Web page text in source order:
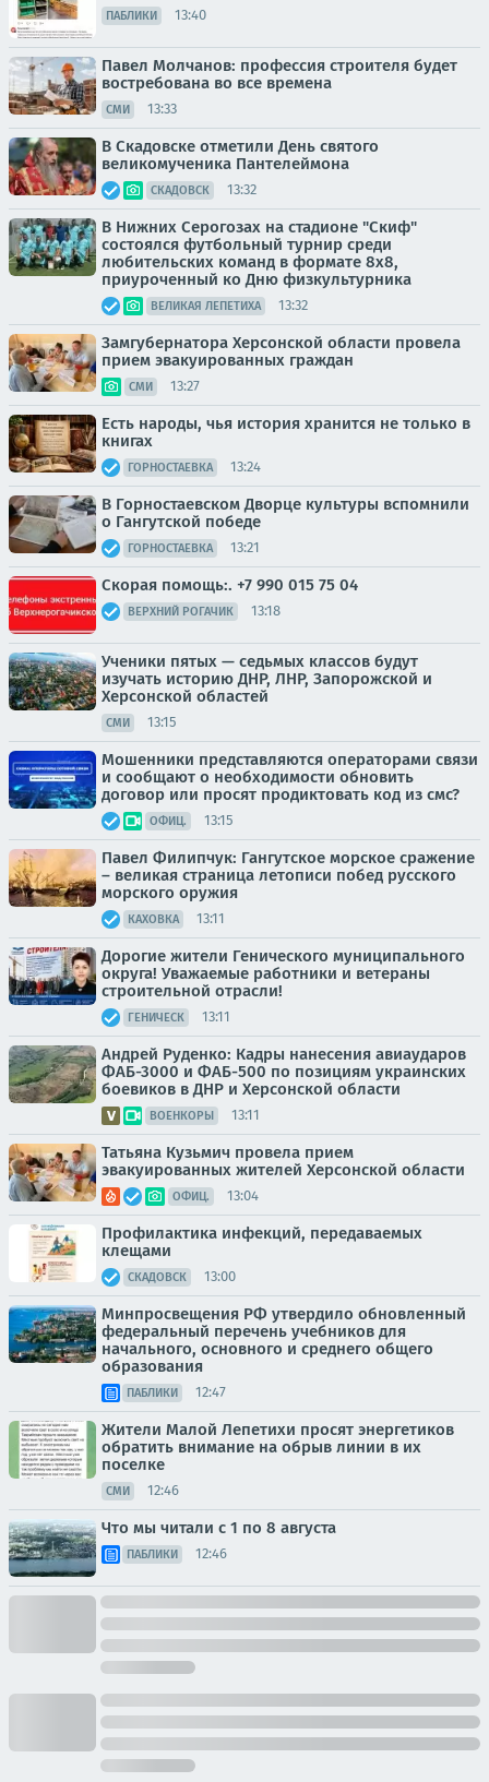
ПАБЛИКИ 13:40
Павел Молчанов: профессия строителя будет
востребована во все времена
СМИ 13:33
В Скадовске отметили День святого
великомученика Пантелеймона
СКАДОВСК 13:32
В Нижних Серогозах на стадионе "Скиф"
состоялся футбольный турнир среди
любительских команд в формате 8х8,
приуроченный ко Дню физкультурника
ВЕЛИКАЯ ЛЕПЕТИХА 13:32
Замгубернатора Херсонской области провела
прием эвакуированных граждан
СМИ 13:27
Есть народы, чья история хранится не только в
книгах
ГОРНОСТАЕВКА 13:24
В Горностаевском Дворце культуры вспомнили
о Гангутской победе
ГОРНОСТАЕВКА 13:21
Скорая помощь:. +7 990 015 75 04
ВЕРХНИЙ РОГАЧИК 13:18
Ученики пятых — седьмых классов будут
изучать историю ДНР, ЛНР, Запорожской и
Херсонской областей
СМИ 13:15
Мошенники представляются операторами связи
и сообщают о необходимости обновить
договор или просят продиктовать код из смс?
ОФИЦ. 13:15
Павел Филипчук: Гангутское морское сражение
– великая страница летописи побед русского
морского оружия
КАХОВКА 13:11
Дорогие жители Генического муниципального
округа! Уважаемые работники и ветераны
строительной отрасли!
ГЕНИЧЕСК 13:11
Андрей Руденко: Кадры нанесения авиаударов
ФАБ-3000 и ФАБ-500 по позициям украинских
боевиков в ДНР и Херсонской области
ВОЕНКОРЫ 13:11
Татьяна Кузьмич провела прием
эвакуированных жителей Херсонской области
ОФИЦ. 13:04
Профилактика инфекций, передаваемых
клещами
СКАДОВСК 13:00
Минпросвещения РФ утвердило обновленный
федеральный перечень учебников для
начального, основного и среднего общего
образования
ПАБЛИКИ 12:47
Жители Малой Лепетихи просят энергетиков
обратить внимание на обрыв линии в их
поселке
СМИ 12:46
Что мы читали с 1 по 8 августа
ПАБЛИКИ 12:46